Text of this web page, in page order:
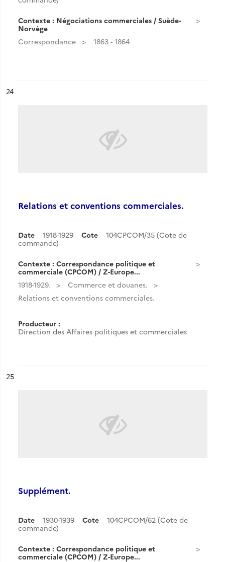
Contexte : Négociations commerciales / Suède-
Norvège
Correspondance
1863 - 1864
n°
24
Relations et conventions commerciales.
Date 1918-1929 Cote
104CPCOM/35 (Cote de
commande)
Contexte : Correspondance politique et
commerciale (CPCOM) / Z-Europe...
1918-1929.
Commerce et douanes.
Relations et conventions commerciales.
Producteur :
Direction des Affaires politiques et commerciales
n°
25
Supplément.
Date 1930-1939 Cote
104CPCOM/62 (Cote de
commande)
Contexte : Correspondance politique et
commerciale (CPCOM) / Z-Europe...